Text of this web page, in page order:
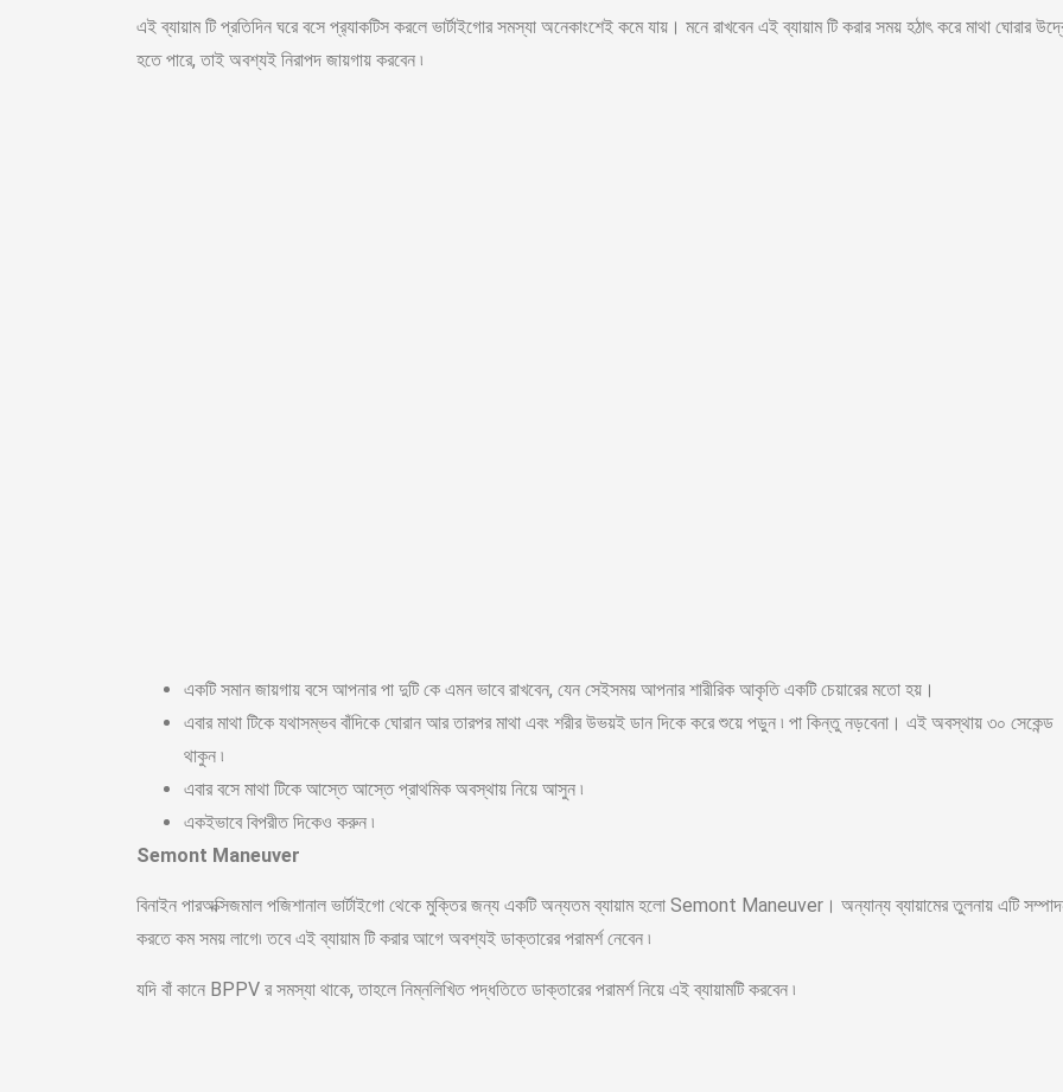
এই ব্যায়াম টি প্রতিদিন ঘরে বসে প্র‍্যাকটিস করলে ভার্টাইগোর সমস্যা অনেকাংশেই কমে যায়। মনে রাখবেন এই ব্যায়াম টি করার সময় হঠাৎ করে মাথা ঘোরার
হতে পারে, তাই অবশ্যই নিরাপদ জায়গায় করবেন ৷
একটি সমান জায়গায় বসে আপনার পা দুটি কে এমন ভাবে রাখবেন, যেন সেইসময় আপনার শারীরিক আকৃতি একটি চেয়ারের মতো হয়।
এবার মাথা টিকে যথাসম্ভব বাঁদিকে ঘোরান আর তারপর মাথা এবং শরীর উভয়ই ডান দিকে করে শুয়ে পড়ুন ৷ পা কিন্তু নড়বেনা। এই অবস্থায় ৩০ সেকেন্ড
থাকুন ৷
এবার বসে মাথা টিকে আস্তে আস্তে প্রাথমিক অবস্থায় নিয়ে আসুন ৷
একইভাবে বিপরীত দিকেও করুন ৷
Semont Maneuver
বিনাইন পারঅক্সিজমাল পজিশানাল ভার্টাইগো থেকে মুক্তির জন্য একটি অন্যতম ব্যায়াম হলো Semont Maneuver। অন্যান্য ব্যায়ামের তুলনায় এটি
করতে কম সময় লাগে৷ তবে এই ব্যায়াম টি করার আগে অবশ্যই ডাক্তারের পরামর্শ নেবেন ৷
যদি বাঁ কানে BPPV র সমস্যা থাকে, তাহলে নিম্নলিখিত পদ্ধতিতে ডাক্তারের পরামর্শ নিয়ে এই ব্যায়ামটি করবেন ৷